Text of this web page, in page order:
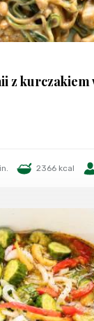
z kurczakiem
2366 kcal